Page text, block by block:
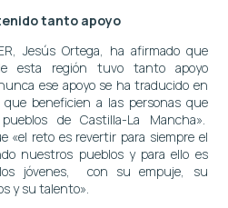
tanto apoyo
Jesús Ortega, ha afirmado que
esta región tuvo tanto apoyo
ese apoyo se ha traducido en
beneficien a las personas que
de Castilla-La Mancha».
«el reto es revertir para siempre el
nuestros pueblos y para ello es
jóvenes, con su empuje, su
y su talento».